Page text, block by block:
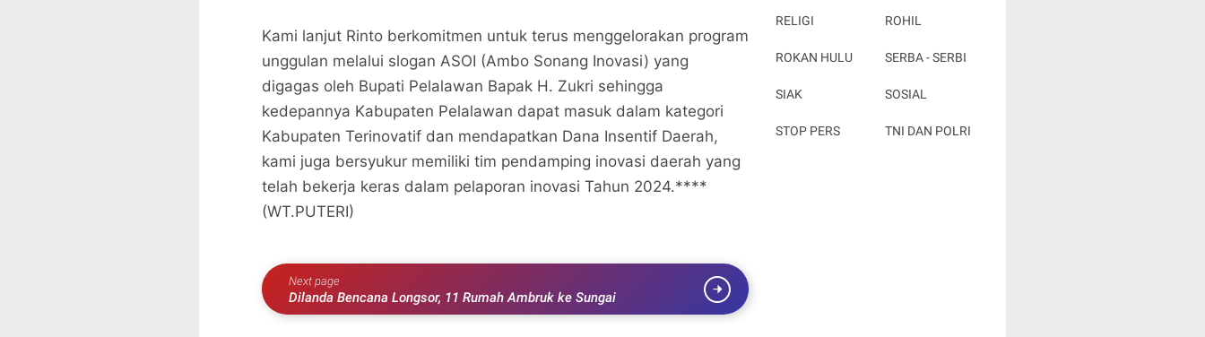
Kami lanjut Rinto berkomitmen untuk terus menggelorakan program
unggulan melalui slogan ASOI (Ambo Sonang Inovasi) yang
digagas oleh Bupati Pelalawan Bapak H. Zukri sehingga
kedepannya Kabupaten Pelalawan dapat masuk dalam kategori
Kabupaten Terinovatif dan mendapatkan Dana Insentif Daerah,
kami juga bersyukur memiliki tim pendamping inovasi daerah yang
telah bekerja keras dalam pelaporan inovasi Tahun 2024.****
(WT.PUTERI)
Next page
Dilanda Bencana Longsor, 11 Rumah Ambruk ke Sungai
RELIGI ROHIL
ROKAN HULU SERBA - SERBI
SIAK SOSIAL
STOP PERS TNI DAN POLRI